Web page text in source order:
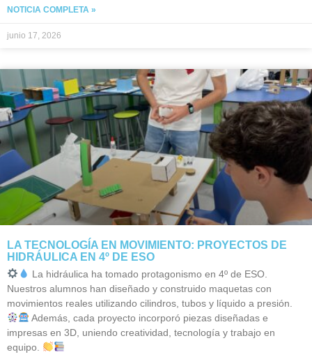
NOTICIA COMPLETA »
junio 17, 2026
LA TECNOLOGÍA EN MOVIMIENTO: PROYECTOS DE
HIDRÁULICA EN 4º DE ESO
La hidráulica ha tomado protagonismo en 4º de ESO.
Nuestros alumnos han diseñado y construido maquetas con
movimientos reales utilizando cilindros, tubos y líquido a presión.
Además, cada proyecto incorporó piezas diseñadas e
impresas en 3D, uniendo creatividad, tecnología y trabajo en
equipo.